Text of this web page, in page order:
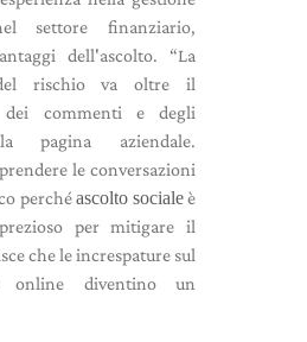
settore finanziario,
dell'ascolto. “La
rischio va oltre il
dei commenti e degli
pagina aziendale.
le conversazioni
perchéascolto socialeè
per mitigare il
che le increspature sul
online diventino un